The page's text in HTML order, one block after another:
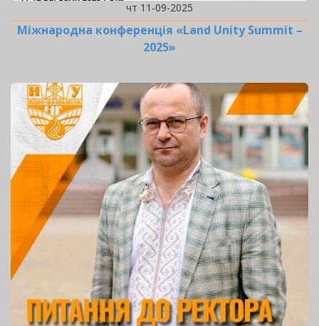
чт 11-09-2025
Міжнародна конференція «Land Unity Summit –
2025»